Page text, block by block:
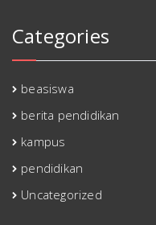
Categories
beasiswa
berita pendidikan
kampus
pendidikan
Uncategorized